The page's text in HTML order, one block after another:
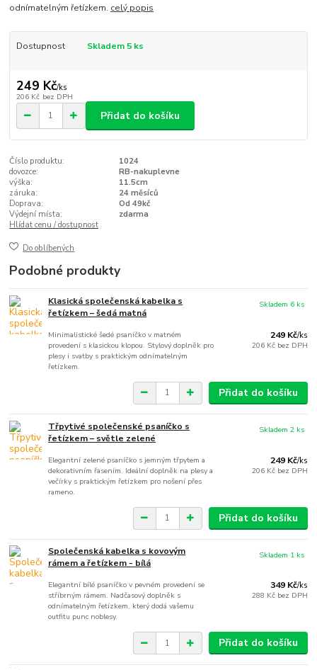
odnímatelným řetízkem. celý popis
Dostupnost Skladem 5 ks
249 Kč/ks
206 Kč bez DPH
Přidat do košíku
Číslo produktu:
1024
dovozce:
RB-nakuplevne
výška:
11.5cm
záruka:
24 měsíců
Doprava:
Od 49kč
Výdejní místa:
zdarma
Hlídat cenu / dostupnost
Do oblíbených
Podobné produkty
Klasická společenská kabelka s
řetízkem – šedá matná
Minimalistické šedé psaníčko v matném
provedení s klasickou klopou. Stylový doplněk pro
plesy i svatby s praktickým odnímatelným
řetízkem.
249 Kč/ks
206 Kč bez DPH
Skladem 6 ks
Přidat do košíku
Třpytivé společenské psaníčko s
řetízkem – světle zelené
Elegantní zelené psaníčko s jemným třpytem a
dekorativním řasením. Ideální doplněk na plesy a
večírky s praktickým řetízkem pro nošení přes
rameno.
249 Kč/ks
206 Kč bez DPH
Skladem 2 ks
Přidat do košíku
Společenská kabelka s kovovým
rámem a řetízkem - bílá
Elegantní bílé psaníčko v pevném provedení se
stříbrným rámem. Nadčasový doplněk s
odnímatelným řetízkem, který dodá vašemu
outfitu punc noblesy.
349 Kč/ks
288 Kč bez DPH
Skladem 1 ks
Přidat do košíku